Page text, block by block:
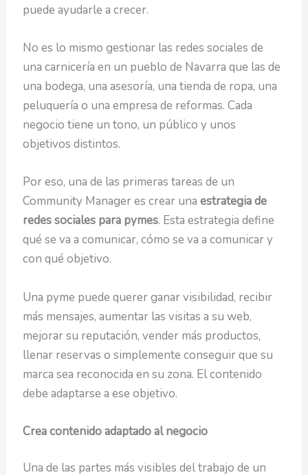
puede ayudarle a crecer.
No es lo mismo gestionar las redes sociales de
una carnicería en un pueblo de Navarra que las de
una bodega, una asesoría, una tienda de ropa, una
peluquería o una empresa de reformas. Cada
negocio tiene un tono, un público y unos
objetivos distintos.
Por eso, una de las primeras tareas de un
Community Manager es crear unaestrategia de
redes sociales para pymes. Esta estrategia define
qué se va a comunicar, cómo se va a comunicar y
con qué objetivo.
Una pyme puede querer ganar visibilidad, recibir
más mensajes, aumentar las visitas a su web,
mejorar su reputación, vender más productos,
llenar reservas o simplemente conseguir que su
marca sea reconocida en su zona. El contenido
debe adaptarse a ese objetivo.
Crea contenido adaptado al negocio
Una de las partes más visibles del trabajo de un